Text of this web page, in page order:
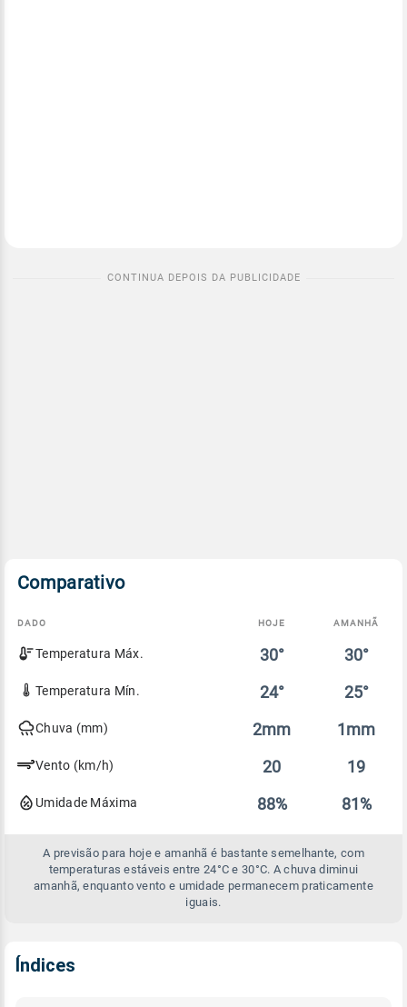
Comparativo
Comparativo
entre
previsão
hoje
DADO HOJE AMANHÃ
Temperatura Máx. 30° 30°
Temperatura Mín. 24° 25°
Chuva (mm) 2mm 1mm
Vento (km/h) 20 19
Umidade Máxima 88% 81%
A previsão para hoje e amanhã é bastante semelhante, com
temperaturas estáveis entre 24°C e 30°C. A chuva diminui
amanhã, enquanto vento e umidade permanecem praticamente
iguais.
Índices